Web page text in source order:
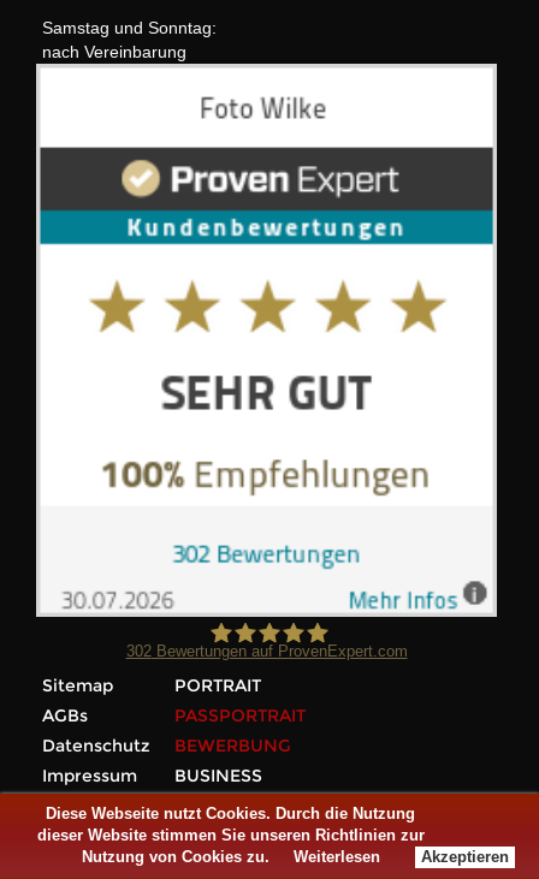
Diese Webseite nutzt Cookies. Durch die Nutzung
dieser Website stimmen Sie unseren Richtlinien zur
Nutzung von Cookies zu. Weiterlesen Akzeptieren
Samstag und Sonntag:
nach Vereinbarung
Foto Wilke
302Bewertungen auf ProvenExpert.com
Sitemap
AGBs
Datenschutz
Impressum
PORTRAIT
PASSPORTRAIT
BEWERBUNG
BUSINESS
FAMILIE
Team
Kontakt